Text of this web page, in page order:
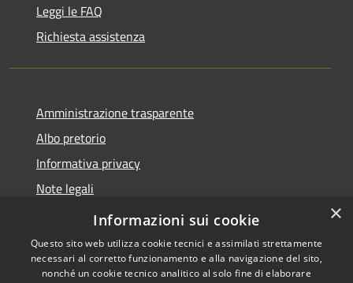
Leggi le FAQ
Richiesta assistenza
Amministrazione trasparente
Albo pretorio
Informativa privacy
Note legali
Dichiarazione di accessibilità
×
Informazioni sui cookie
Questo sito web utilizza cookie tecnici e assimilati strettamente
necessari al corretto funzionamento e alla navigazione del sito,
nonché un cookie tecnico analitico al solo fine di elaborare